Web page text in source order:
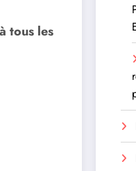
tous les